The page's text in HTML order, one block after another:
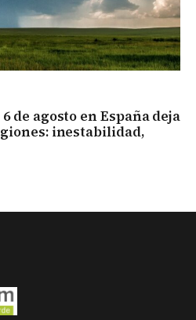
de agosto en España deja
inestabilidad,